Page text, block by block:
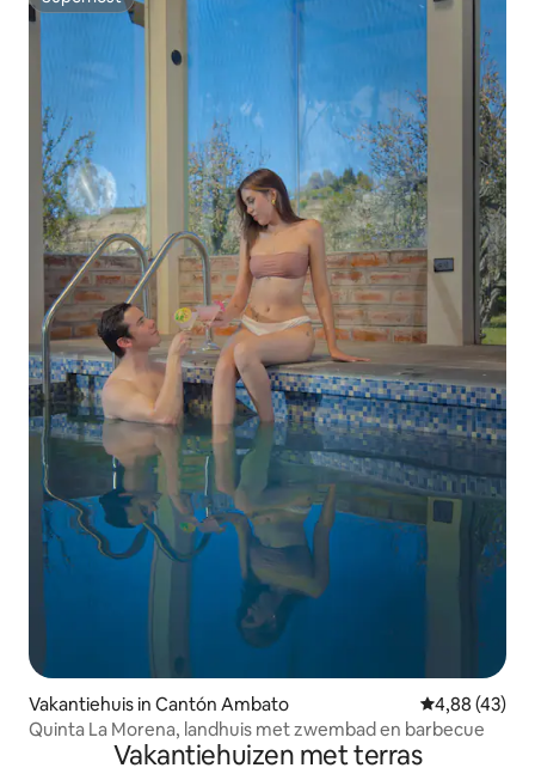
Superhost
Vakantiehuis in Cantón Ambato Gemiddelde
4,88 (43)
Quinta La Morena, landhuis met zwembad en barbecue
Vakantiehuizen met terras